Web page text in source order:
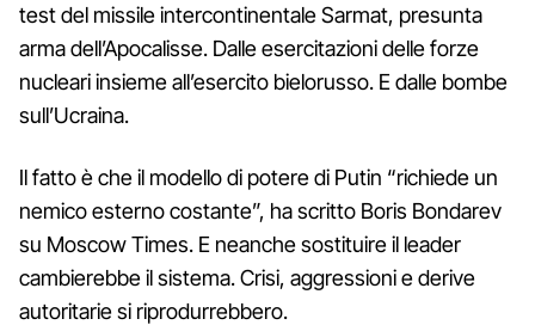
test del missile intercontinentale Sarmat, presunta
arma dell’Apocalisse. Dalle esercitazioni delle forze
nucleari insieme all’esercito bielorusso. E dalle bombe
sull’Ucraina.
Il fatto è che il modello di potere di Putin “richiede un
nemico esterno costante”, ha scritto Boris Bondarev
su Moscow Times. E neanche sostituire il leader
cambierebbe il sistema. Crisi, aggressioni e derive
autoritarie si riprodurrebbero.